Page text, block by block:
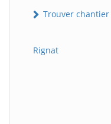
Trouver
Rignat